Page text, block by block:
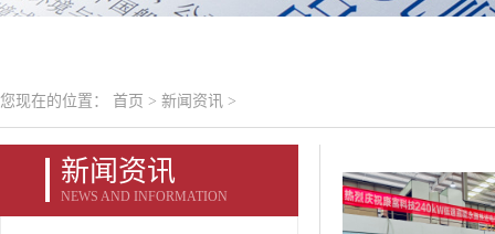
您现在的位置： 首页 > 新闻资讯 >
新闻资讯
NEWS AND INFORMATION